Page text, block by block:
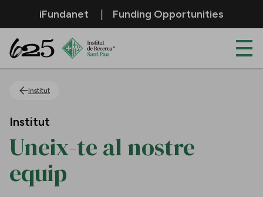
Salta al contingut principal
iFundanet Funding Opportunities
Institut
Institut
Uneix-te al nostre
equip